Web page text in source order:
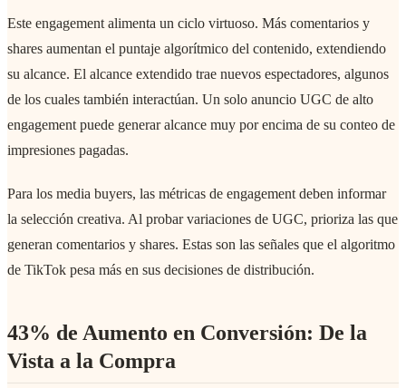
Este engagement alimenta un ciclo virtuoso. Más comentarios y
shares aumentan el puntaje algorítmico del contenido, extendiendo
su alcance. El alcance extendido trae nuevos espectadores, algunos
de los cuales también interactúan. Un solo anuncio UGC de alto
engagement puede generar alcance muy por encima de su conteo de
impresiones pagadas.
Para los media buyers, las métricas de engagement deben informar
la selección creativa. Al probar variaciones de UGC, prioriza las que
generan comentarios y shares. Estas son las señales que el algoritmo
de TikTok pesa más en sus decisiones de distribución.
43% de Aumento en Conversión: De la
Vista a la Compra